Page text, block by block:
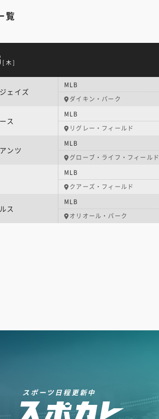
覧
[木]
ェイズ
MLB
ダイキン・パーク
ス
MLB
リグレー・フィールド
ンツ
MLB
グローブ・ライフ・フィールド
MLB
クアーズ・フィールド
ス
MLB
オリオール・パーク
スポーツ日程更新中